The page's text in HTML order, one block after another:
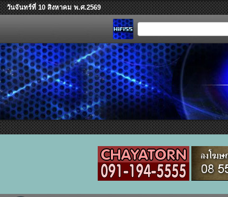
วันจันทร์ที่ 10 สิงหาคม พ.ศ.2569